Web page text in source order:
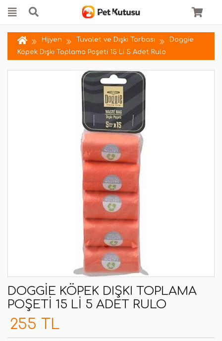
Hijyen Tuvalet ve Dışkı Torbası
Doggie
Köpek Dışkı Toplama Poşeti 15 Li 5 Adet Rulo
DOGGIE KÖPEK DIŞKI TOPLAMA
POŞETI 15 LI 5 ADET RULO
255 TL